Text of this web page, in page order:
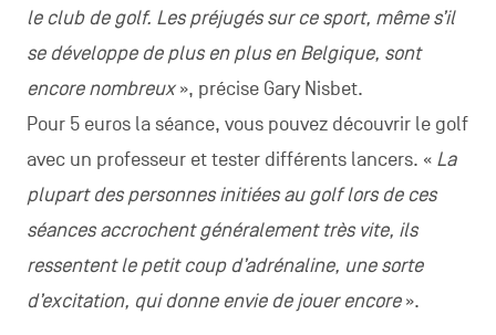
le club de golf. Les préjugés sur ce sport, même s’il
se développe de plus en plus en Belgique, sont
encore nombreux», précise Gary Nisbet.
Pour 5 euros la séance, vous pouvez découvrir le golf
avec un professeur et tester différents lancers. « La
plupart des personnes initiées au golf lors de ces
séances accrochent généralement très vite, ils
ressentent le petit coup d’adrénaline, une sorte
d’excitation, qui donne envie de jouer encore».